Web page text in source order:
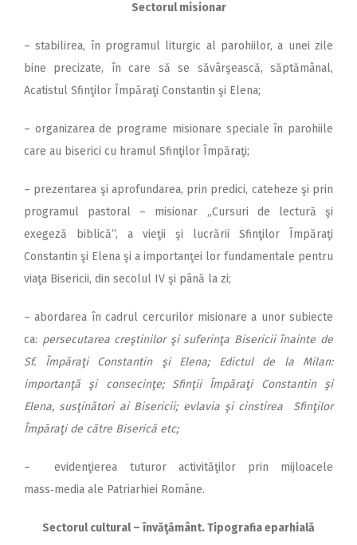
Sectorul misionar
– stabilirea, în programul liturgic al parohiilor, a unei zile
bine precizate, în care să se săvârşească, săptămânal,
Acatistul Sfinţilor Împăraţi Constantin şi Elena;
– organizarea de programe misionare speciale în parohiile
care au biserici cu hramul Sfinţilor Împăraţi;
– prezentarea şi aprofundarea, prin predici, cateheze şi prin
programul pastoral – misionar ,,Cursuri de lectură şi
exegeză biblică”, a vieţii şi lucrării Sfinţilor Împăraţi
Constantin şi Elena şi a importanţei lor fundamentale pentru
viaţa Bisericii, din secolul IV şi până la zi;
– abordarea în cadrul cercurilor misionare a unor subiecte
ca: persecutarea creştinilor şi suferinţa Bisericii înainte de
Sf. Împăraţi Constantin şi Elena; Edictul de la Milan:
importanţă şi consecinţe; Sfinţii Împăraţi Constantin şi
Elena, susţinători ai Bisericii; evlavia şi cinstirea Sfinţilor
Împăraţi de către Biserică etc;
– evidenţierea tuturor activităţilor prin mijloacele
mass‑media ale Patriarhiei Române.
Sectorul cultural – învăţământ. Tipografia eparhială